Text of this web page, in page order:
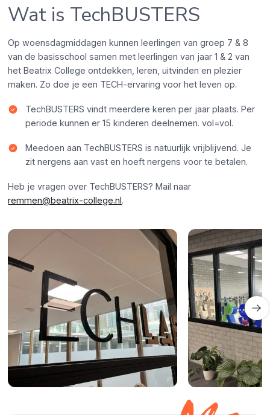
Wat is TechBUSTERS
Op woensdagmiddagen kunnen leerlingen van groep 7 & 8
van de basisschool samen met leerlingen van jaar 1 & 2 van
het Beatrix College ontdekken, leren, uitvinden en plezier
maken. Zo doe je een TECH-ervaring voor het leven op.
TechBUSTERS vindt meerdere keren per jaar plaats. Per
periode kunnen er 15 kinderen deelnemen. vol=vol.
Meedoen aan TechBUSTERS is natuurlijk vrijblijvend. Je
zit nergens aan vast en hoeft nergens voor te betalen.
Heb je vragen over TechBUSTERS? Mail naar
remmen@beatrix-college.nl.